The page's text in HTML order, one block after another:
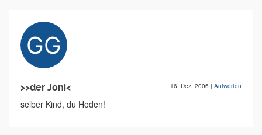
>>der Joni< 16. Dez. 2006 | Antworten
selber Kind, du Hoden!